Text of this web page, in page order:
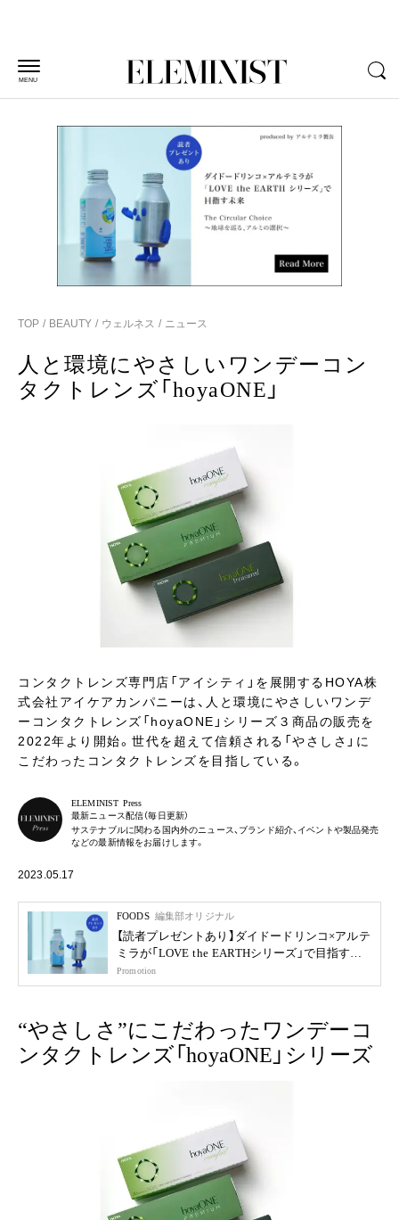
MENU
TOP BEAUTY ウェルネス ニュース
人と環境にやさしいワンデーコン
タクトレンズ「hoyaONE」
コンタクトレンズ専門店「アイシティ」を展開するHOYA株
式会社アイケアカンパニーは、人と環境にやさしいワンデ
ーコンタクトレンズ「hoyaONE」シリーズ３商品の販売を
2022年より開始。世代を超えて信頼される「やさしさ」に
こだわったコンタクトレンズを目指している。
ELEMINIST Press
最新ニュース配信（毎日更新）
サステナブルに関わる国内外のニュース、ブランド紹介、イベントや製品発売
などの最新情報をお届けします。
2023.05.17
FOODS 編集部オリジナル
【読者プレゼントあり】ダイドードリンコ×アルテ
ミラが「LOVE the EARTHシリーズ」で目指す未
来
Promotion
“やさしさ”にこだわったワンデーコ
ンタクトレンズ「hoyaONE」シリーズ